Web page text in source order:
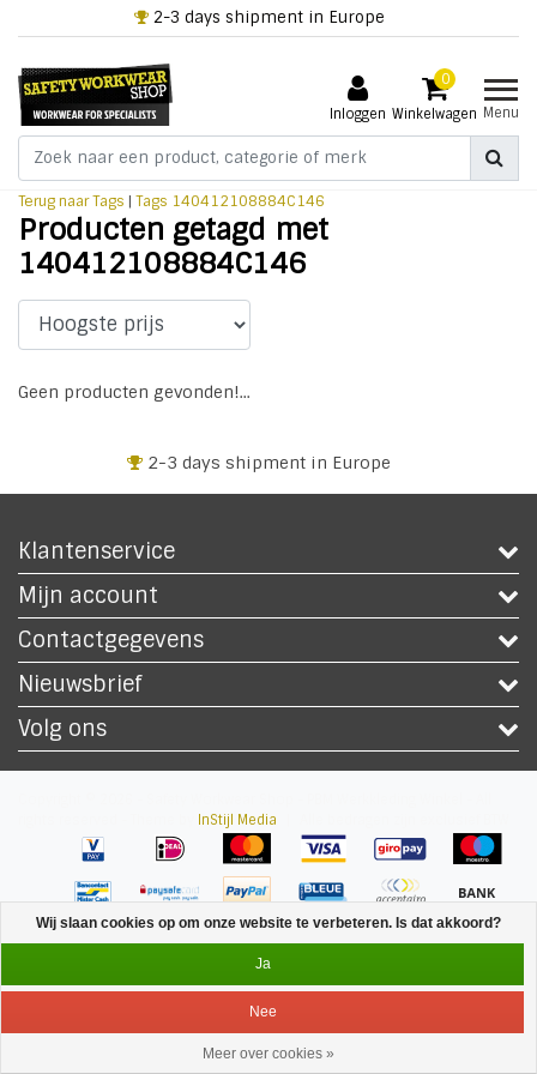
2-3 days shipment in Europe
Inloggen
0
Winkelwagen Menu
Terug naar Tags | Tags 140412108884C146
Producten getagd met
140412108884C146
Geen producten gevonden!...
2-3 days shipment in Europe
Klantenservice
Mijn account
Contactgegevens
Nieuwsbrief
Volg ons
InStijl Media
Menu Inloggen
Wij slaan cookies op om onze website te verbeteren. Is dat akkoord?
Ja
Nee
Meer over cookies »